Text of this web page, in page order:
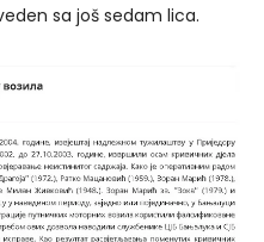
sa još sedam lica.